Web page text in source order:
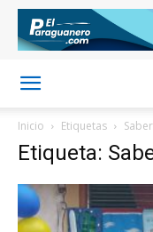
Inicio Etiquetas
Etiqueta: